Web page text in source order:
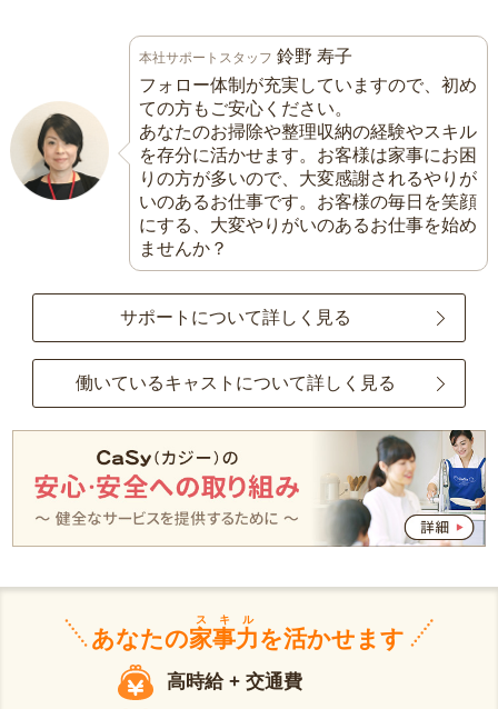
本社サポートスタッフ 鈴野 寿子
フォロー体制が充実していますので、初め
ての方もご安心ください。
あなたのお掃除や整理収納の経験やスキル
を存分に活かせます。お客様は家事にお困
りの方が多いので、大変感謝されるやりが
いのあるお仕事です。お客様の毎日を笑顔
にする、大変やりがいのあるお仕事を始め
ませんか？
サポートについて詳しく見る
働いているキャストについて詳しく見る
あなたの家事力
スキル
を活かせます
高時給 + 交通費